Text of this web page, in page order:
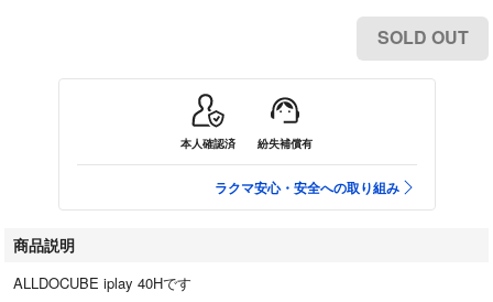
SOLD OUT
本人確認済 紛失補償有
ラクマ安心・安全への取り組み
商品説明
ALLDOCUBE iplay 40Hです